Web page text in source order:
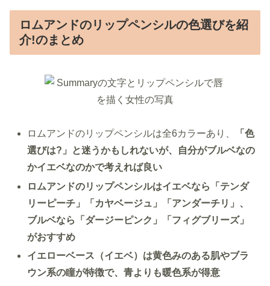
ロムアンドのリップペンシルの色選びを紹
介!のまとめ
ロムアンドのリップペンシルは全6カラーあり、
「色
選びは?」と迷うかもしれないが、自分がブルベなの
かイエベなのかで考えれば良い
ロムアンドのリップペンシルはイエベなら「テンダ
リーピーチ」「カヤベージュ」「アンダーチリ」、
ブルベなら「ダージーピンク」「フィグブリーズ」
がおすすめ
イエローベース（イエベ）は黄色みのある肌やブラ
ウン系の瞳が特徴で、青よりも暖色系が得意